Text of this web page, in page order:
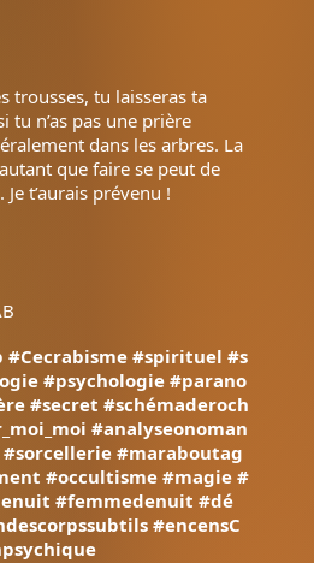
trousses, tu laisseras ta
tu n’as pas une prière
dans les arbres. La
que faire se peut de
t’aurais prévenu !
#Cecrabisme #spirituel #s
#psychologie #parano
#secret #schémaderoch
#analyseonoman
#sorcellerie #maraboutag
#occultisme #magie #
#femmedenuit #dé
#encensC